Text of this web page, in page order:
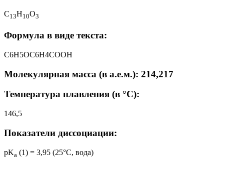
C13H10O3
Формула в виде текста:
C6H5OC6H4COOH
Молекулярная масса (в а.е.м.): 214,217
Температура плавления (в °C):
146,5
Показатели диссоциации:
pKa (1) = 3,95 (25°C, вода)